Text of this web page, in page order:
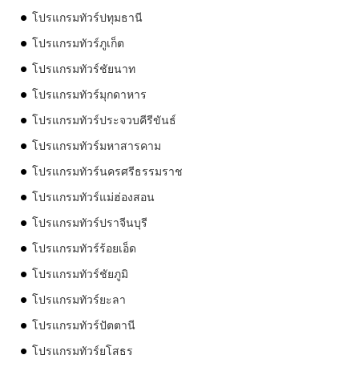
โปรแกรมทัวร์ปทุมธานี
โปรแกรมทัวร์ภูเก็ต
โปรแกรมทัวร์ชัยนาท
โปรแกรมทัวร์มุกดาหาร
โปรแกรมทัวร์ประจวบคีรีขันธ์
โปรแกรมทัวร์มหาสารคาม
โปรแกรมทัวร์นครศรีธรรมราช
โปรแกรมทัวร์แม่ฮ่องสอน
โปรแกรมทัวร์ปราจีนบุรี
โปรแกรมทัวร์ร้อยเอ็ด
โปรแกรมทัวร์ชัยภูมิ
โปรแกรมทัวร์ยะลา
โปรแกรมทัวร์ปัตตานี
โปรแกรมทัวร์ยโสธร